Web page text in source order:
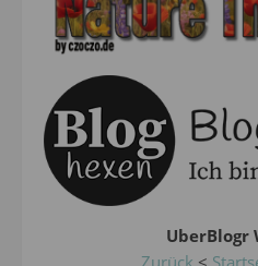
UberBlogr
Zurück <